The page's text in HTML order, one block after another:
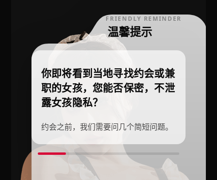
FRIENDLY REMINDER
温馨提示
你即将看到当地寻找约会或兼
职的女孩，您能否保密，不泄
露女孩隐私？
约会之前，我们需要问几个简短问题。